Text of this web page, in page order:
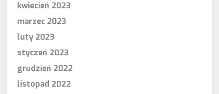
kwiecień 2023
marzec 2023
luty 2023
styczeń 2023
grudzień 2022
listopad 2022